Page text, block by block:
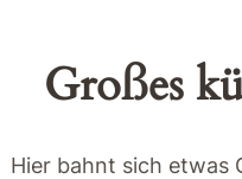
Großes
Hier bahnt sich etwas